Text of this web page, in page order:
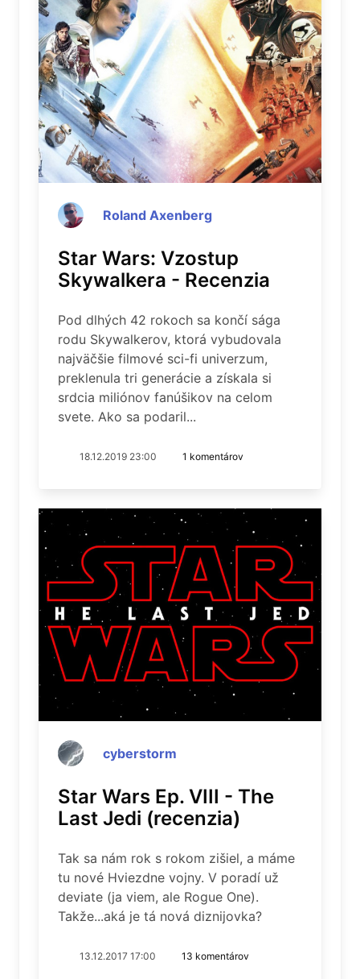
Roland Axenberg
Star Wars: Vzostup
Skywalkera - Recenzia
Pod dlhých 42 rokoch sa končí sága
rodu Skywalkerov, ktorá vybudovala
najväčšie filmové sci-fi univerzum,
preklenula tri generácie a získala si
srdcia miliónov fanúšikov na celom
svete. Ako sa podaril...
18.12.2019 23:00 1 komentárov
cyberstorm
Star Wars Ep. VIII - The
Last Jedi (recenzia)
Tak sa nám rok s rokom zišiel, a máme
tu nové Hviezdne vojny. V poradí už
deviate (ja viem, ale Rogue One).
Takže...aká je tá nová diznijovka?
13.12.2017 17:00 13 komentárov